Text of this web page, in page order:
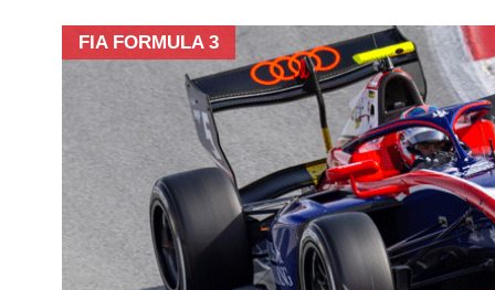
FIA FORMULA 3